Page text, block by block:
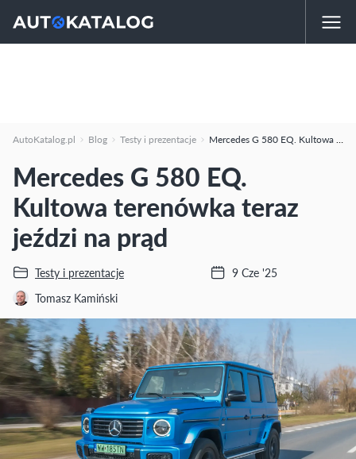
AutoKatalog.pl Blog Testy i prezentacje Mercedes G 580 EQ. Kultowa terenówka teraz jeździ na prąd
Mercedes G 580 EQ.
Kultowa terenówka teraz
jeździ na prąd
Testy i prezentacje
Tomasz Kamiński
9 Cze '25